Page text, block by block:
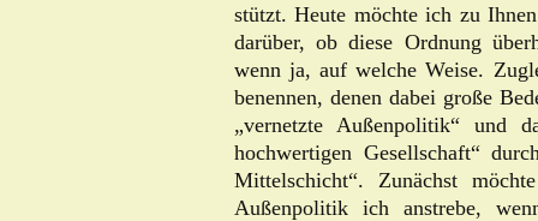
stützt. Heute möchte ich zu
darüber, ob diese Ordnung
wenn ja, auf welche Weise.
benennen, denen dabei große
„vernetzte Außenpolitik“ und
hochwertigen Gesellschaft“
Mittelschicht“. Zunächst
Außenpolitik ich anstrebe,